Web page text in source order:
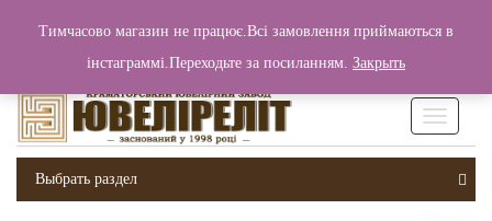
Вход / Регистрация 0 грн.
Выбрать раздел
Тимчасово магазин не працює.Всі замовлення приймаються в
інстаграммі.Переходьте за посиланням. Закрыть